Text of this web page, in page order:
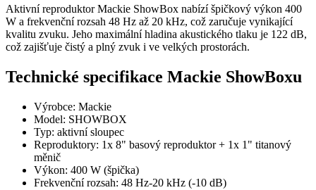
Aktivní reproduktor Mackie ShowBox nabízí špičkový výkon 400
W a frekvenční rozsah 48 Hz až 20 kHz, což zaručuje vynikající
kvalitu zvuku. Jeho maximální hladina akustického tlaku je 122 dB,
což zajišťuje čistý a plný zvuk i ve velkých prostorách.
Technické specifikace Mackie ShowBoxu
Výrobce: Mackie
Model: SHOWBOX
Typ: aktivní sloupec
Reproduktory: 1x 8" basový reproduktor + 1x 1" titanový
měnič
Výkon: 400 W (špička)
Frekvenční rozsah: 48 Hz-20 kHz (-10 dB)